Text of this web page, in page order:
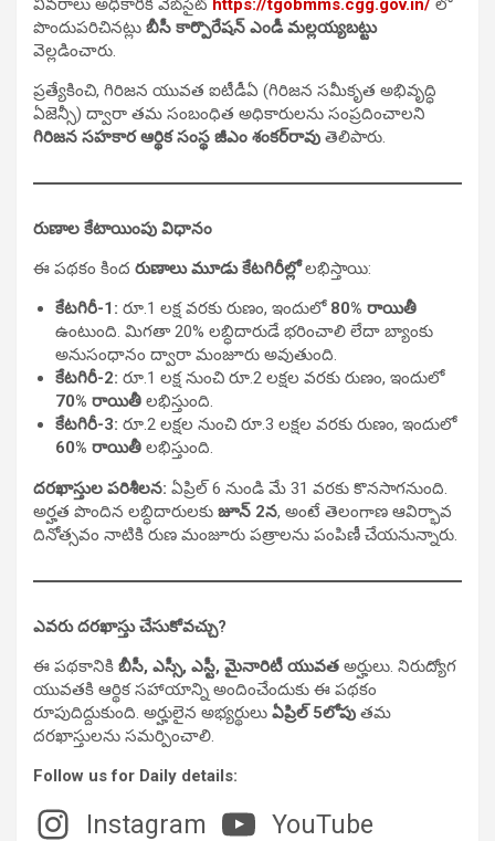
వివరాలు అధికారిక వెబ్‌సైట్ https://tgobmms.cgg.gov.in/ లో
పొందుపరిచినట్లు బీసీ కార్పొరేషన్ ఎండీ మల్లయ్యబట్టు
వెల్లడించారు.
ప్రత్యేకించి, గిరిజన యువత ఐటీడీఏ (గిరిజన సమీకృత అభివృద్ధి
ఏజెన్సీ) ద్వారా తమ సంబంధిత అధికారులను సంప్రదించాలని
గిరిజన సహకార ఆర్థిక సంస్థ జీఎం శంకర్‌రావు తెలిపారు.
రుణాల కేటాయింపు విధానం
ఈ పథకం కింద రుణాలు మూడు కేటగిరీల్లోలభిస్తాయి:
కేటగిరీ-1: రూ.1 లక్ష వరకు రుణం, ఇందులో 80% రాయితీ
ఉంటుంది. మిగతా 20% లబ్ధిదారుడే భరించాలి లేదా బ్యాంకు
అనుసంధానం ద్వారా మంజూరు అవుతుంది.
కేటగిరీ-2: రూ.1 లక్ష నుంచి రూ.2 లక్షల వరకు రుణం, ఇందులో
70% రాయితీ లభిస్తుంది.
కేటగిరీ-3: రూ.2 లక్షల నుంచి రూ.3 లక్షల వరకు రుణం, ఇందులో
60% రాయితీ లభిస్తుంది.
దరఖాస్తుల పరిశీలన: ఏప్రిల్ 6 నుండి మే 31 వరకు కొనసాగనుంది.
అర్హత పొందిన లబ్ధిదారులకు జూన్ 2న, అంటే తెలంగాణ ఆవిర్భావ
దినోత్సవం నాటికి రుణ మంజూరు పత్రాలను పంపిణీ చేయనున్నారు.
ఎవరు దరఖాస్తు చేసుకోవచ్చు?
ఈ పథకానికి బీసీ, ఎస్సీ, ఎస్టీ, మైనారిటీ యువత అర్హులు. నిరుద్యోగ
యువతకి ఆర్థిక సహాయాన్ని అందించేందుకు ఈ పథకం
రూపుదిద్దుకుంది. అర్హులైన అభ్యర్థులు ఏప్రిల్ 5లోపు తమ
దరఖాస్తులను సమర్పించాలి.
Follow us for Daily details:
Instagram
YouTube